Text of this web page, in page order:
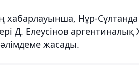
хабарлауынша, Нұр-Сұлтанда
Д. Елеусінов
жасады.